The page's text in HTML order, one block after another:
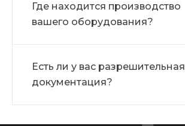
Где находится производство
вашего оборудования?
Есть ли у вас разрешительная
документация?